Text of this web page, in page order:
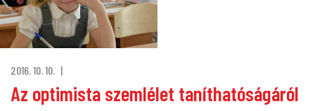
2016. 10. 10.
Az optimista szemlélet taníthatóságáról